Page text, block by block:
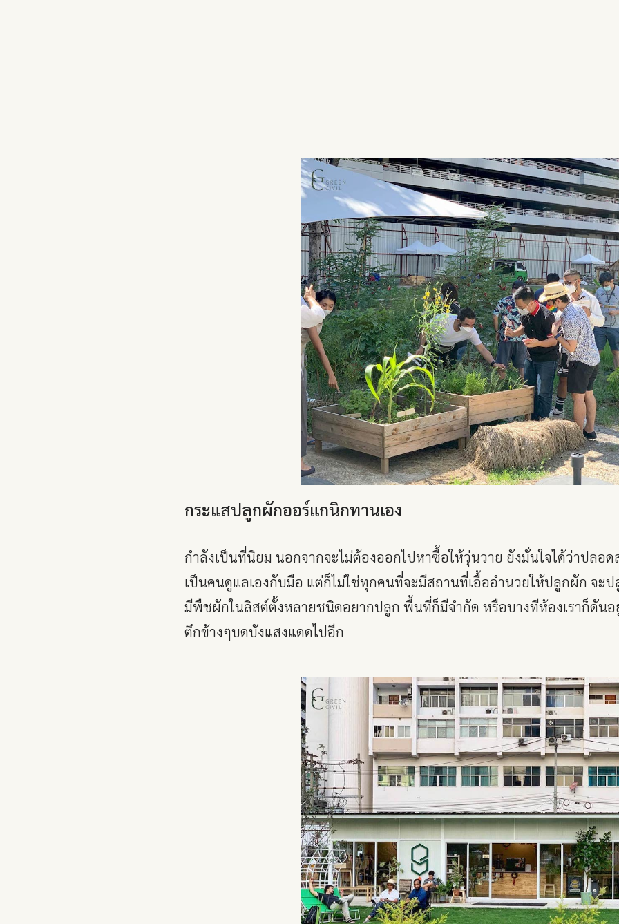
กระแสปลูกผักออร์แกนิกทานเอง
กำลังเป็นที่นิยม นอกจากจะไม่ต้องออกไปหาซื้อให้วุ่นวาย ยังมั่นใจได้ว่าปลอด
เป็นคนดูแลเองกับมือ แต่ก็ไม่ใช่ทุกคนที่จะมีสถานที่เอื้ออำนวยให้ปลูกผัก จะป
มีพืชผักในลิสต์ตั้งหลายชนิดอยากปลูก พื้นที่ก็มีจำกัด หรือบางทีห้องเราก็ดันอ
ตึกข้างๆบดบังแสงแดดไปอีก